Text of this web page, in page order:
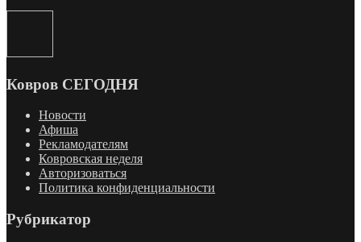
Ковров СЕГОДНЯ
Новости
Афиша
Рекламодателям
Ковровская неделя
Авторизоваться
Политика конфиденциальности
Рубрикатор